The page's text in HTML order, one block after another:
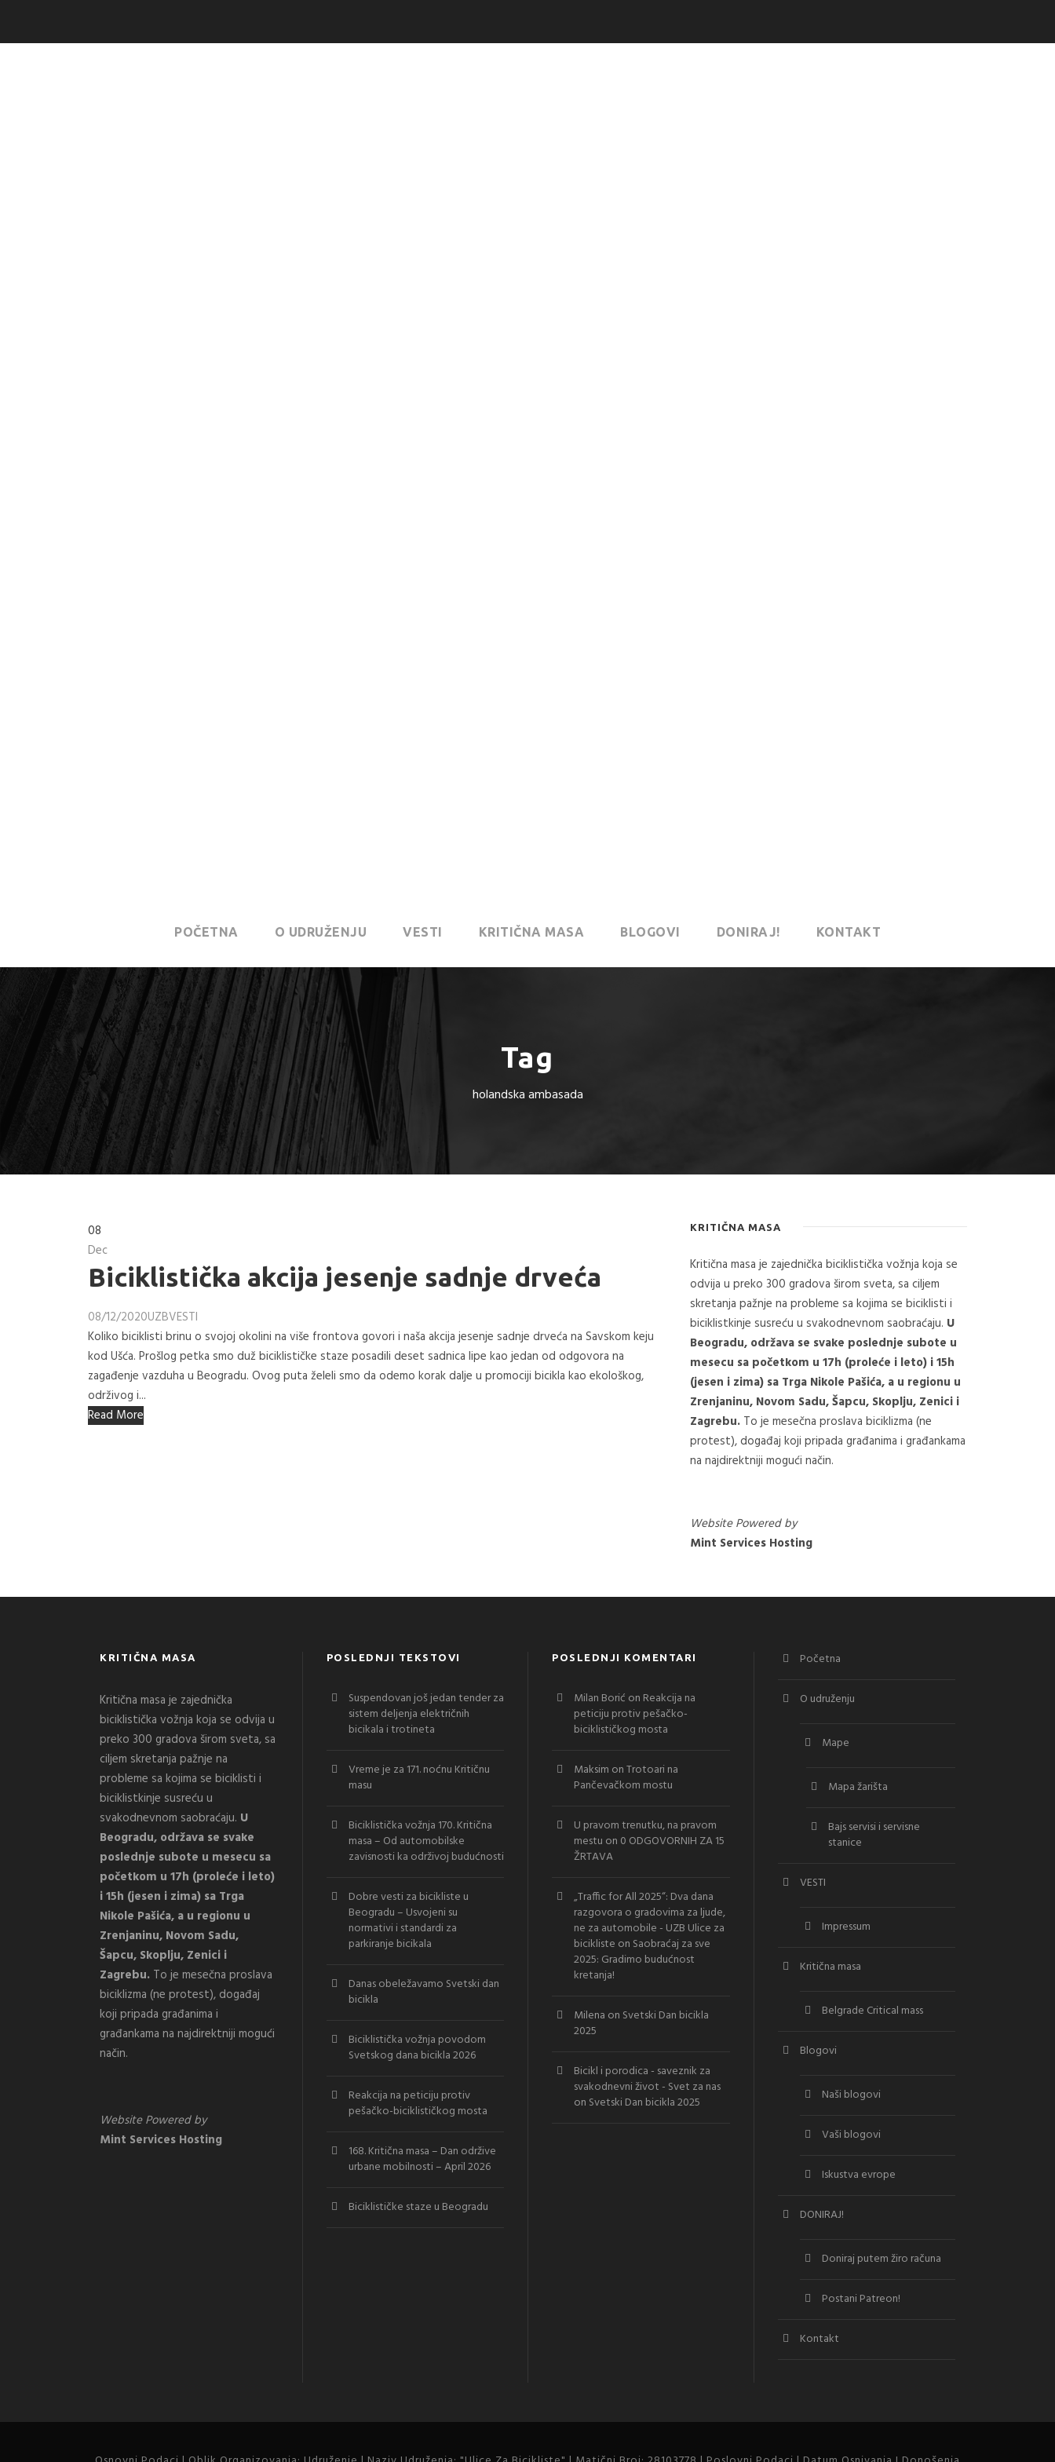
POČETNA O UDRUŽENJU VESTI KRITIČNA MASA BLOGOVI DONIRAJ! KONTAKT
Tag
holandska ambasada
08
Dec
Biciklistička akcija jesenje sadnje drveća
08/12/2020UZBVESTI
Koliko biciklisti brinu o svojoj okolini na više frontova govori i naša akcija jesenje sadnje drveća na Savskom keju
kod Ušća. Prošlog petka smo duž biciklističke staze posadili deset sadnica lipe kao jedan od odgovora na
zagađenje vazduha u Beogradu. Ovog puta želeli smo da odemo korak dalje u promociji bicikla kao ekološkog,
održivog i...
Read More
KRITIČNA MASA
Kritična masa je zajednička biciklistička vožnja koja se
odvija u preko 300 gradova širom sveta, sa ciljem
skretanja pažnje na probleme sa kojima se biciklisti i
biciklistkinje susreću u svakodnevnom saobraćaju. U
Beogradu, održava se svake poslednje subote u
mesecu sa početkom u 17h (proleće i leto) i 15h
(jesen i zima) sa Trga Nikole Pašića, a u regionu u
Zrenjaninu, Novom Sadu, Šapcu, Skoplju, Zenici i
Zagrebu.To je mesečna proslava biciklizma (ne
protest), događaj koji pripada građanima i građankama
na najdirektniji mogući način.
Website Powered by
Mint Services Hosting
KRITIČNA MASA
Kritična masa je zajednička
biciklistička vožnja koja se odvija u
preko 300 gradova širom sveta, sa
ciljem skretanja pažnje na
probleme sa kojima se biciklisti i
biciklistkinje susreću u
svakodnevnom saobraćaju. U
Beogradu, održava se svake
poslednje subote u mesecu sa
početkom u 17h (proleće i leto)
i 15h (jesen i zima) sa Trga
Nikole Pašića, a u regionu u
Zrenjaninu, Novom Sadu,
Šapcu, Skoplju, Zenici i
Zagrebu. To je mesečna proslava
biciklizma (ne protest), događaj
koji pripada građanima i
građankama na najdirektniji mogući
način.
Website Powered by
Mint Services Hosting
POSLEDNJI TEKSTOVI
Suspendovan još jedan tender za
sistem deljenja električnih
bicikala i trotineta
Vreme je za 171. noćnu Kritičnu
masu
Biciklistička vožnja 170. Kritična
masa – Od automobilske
zavisnosti ka održivoj budućnosti
Dobre vesti za bicikliste u
Beogradu – Usvojeni su
normativi i standardi za
parkiranje bicikala
Danas obeležavamo Svetski dan
bicikla
Biciklistička vožnja povodom
Svetskog dana bicikla 2026
Reakcija na peticiju protiv
pešačko-biciklističkog mosta
168. Kritična masa – Dan održive
urbane mobilnosti – April 2026
Biciklističke staze u Beogradu
POSLEDNJI KOMENTARI
Milan Borić on Reakcija na
peticiju protiv pešačko-
biciklističkog mosta
Maksim onTrotoari na
Pančevačkom mostu
U pravom trenutku, na pravom
mestu on 0 ODGOVORNIH ZA 15
ŽRTAVA
„Traffic for All 2025“: Dva dana
razgovora o gradovima za ljude,
ne za automobile - UZB Ulice za
bicikliste on Saobraćaj za sve
2025: Gradimo budućnost
kretanja!
Milena on Svetski Dan bicikla
2025
Bicikl i porodica - saveznik za
svakodnevni život - Svet za nas
on Svetski Dan bicikla 2025
Početna
O udruženju
Mape
Mapa žarišta
Bajs servisi i servisne
stanice
VESTI
Impressum
Kritična masa
Belgrade Critical mass
Blogovi
Naši blogovi
Vaši blogovi
Iskustva evrope
DONIRAJ!
Doniraj putem žiro računa
Postani Patreon!
Kontakt